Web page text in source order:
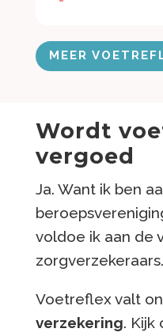
MEER
Wordt
vergoed
Ja. Want ik ben
voldoe ik aan de
zorgverzekeraars.
Voetreflex valt
verzekering. Kijk